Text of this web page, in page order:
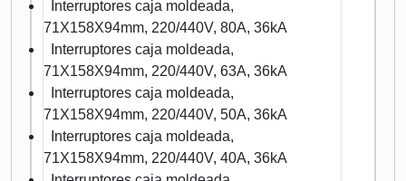
Interruptores caja moldeada,
71X158X94mm, 220/440V, 80A, 36kA
Interruptores caja moldeada,
71X158X94mm, 220/440V, 63A, 36kA
Interruptores caja moldeada,
71X158X94mm, 220/440V, 50A, 36kA
Interruptores caja moldeada,
71X158X94mm, 220/440V, 40A, 36kA